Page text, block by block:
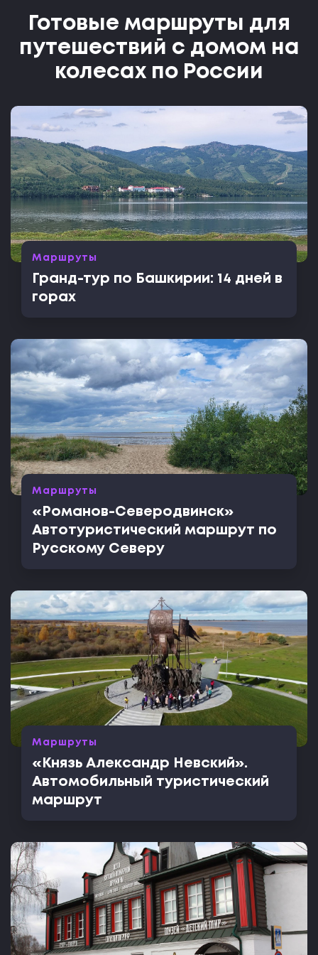
Готовые маршруты для
путешествий с домом на
колесах по России
Маршруты
Гранд-тур по Башкирии: 14 дней в
горах
Маршруты
«Романов-Северодвинск»
Автотуристический маршрут по
Русскому Северу
Маршруты
«Князь Александр Невский».
Автомобильный туристический
маршрут